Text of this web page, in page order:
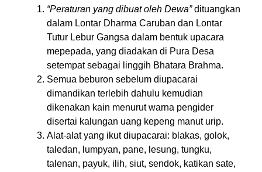
“Peraturan yang dibuat oleh Dewa”dituangkan
dalam Lontar Dharma Caruban dan Lontar
Tutur Lebur Gangsa dalam bentuk upacara
mepepada, yang diadakan di Pura Desa
setempat sebagai linggih Bhatara Brahma.
Semua beburon sebelum diupacarai
dimandikan terlebih dahulu kemudian
dikenakan kain menurut warna pengider
disertai kalungan uang kepeng manut urip.
Alat-alat yang ikut diupacarai: blakas, golok,
taledan, lumpyan, pane, lesung, tungku,
talenan, payuk, ilih, siut, sendok, katikan sate,